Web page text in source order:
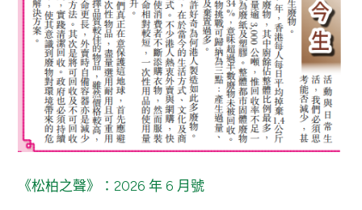
《松柏之聲》：2026 年 6 月號